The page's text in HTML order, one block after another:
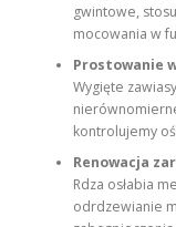
gwintowe,
mocowania w
Prostowanie
Wygięte
kontrolujemy
Renowacja
Rdza osłabia
odrdzewianie